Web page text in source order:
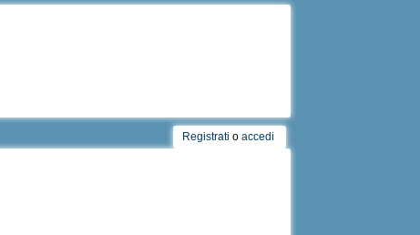
Registrati o accedi